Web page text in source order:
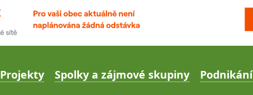
Projekty Spolky a zájmové skupiny Podnikání